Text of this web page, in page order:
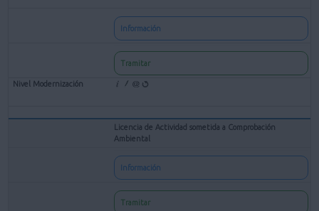
Información
Tramitar
Licencia de Actividad sometida a Comprobación
Ambiental
Información
Tramitar